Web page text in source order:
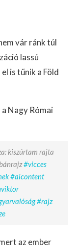
vár ránk túl
lassú
is tűnik a Föld
a Nagy Római
kiszúrtam rajta
#vicces
#aicontent
#rajz
az ember